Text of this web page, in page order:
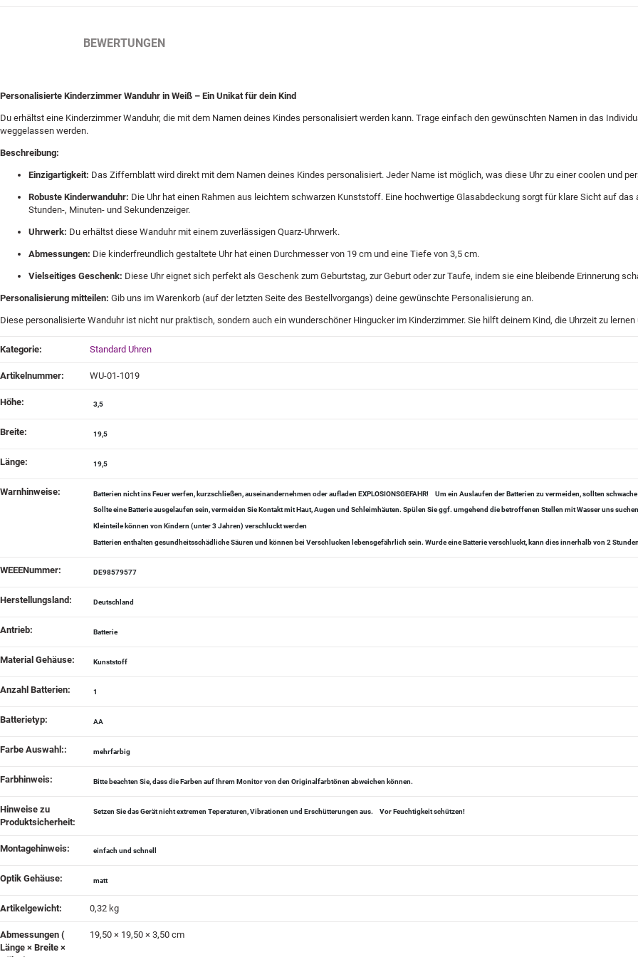
BEWERTUNGEN
Personalisierte Kinderzimmer Wanduhr in Weiß – Ein Unikat für dein Kind
Du erhältst eine Kinderzimmer Wanduhr, die mit dem Namen deines Kindes personalisiert werden kann. Trage einfach den gewünschten Namen in das
weggelassen werden.
Beschreibung:
Einzigartigkeit: Das Ziffernblatt wird direkt mit dem Namen deines Kindes personalisiert. Jeder Name ist möglich, was diese Uhr zu einer coolen und
Robuste Kinderwanduhr: Die Uhr hat einen Rahmen aus leichtem schwarzen Kunststoff. Eine hochwertige Glasabdeckung sorgt für klare Sicht auf
Stunden-, Minuten- und Sekundenzeiger.
Uhrwerk: Du erhältst diese Wanduhr mit einem zuverlässigen Quarz-Uhrwerk.
Abmessungen: Die kinderfreundlich gestaltete Uhr hat einen Durchmesser von 19 cm und eine Tiefe von 3,5 cm.
Vielseitiges Geschenk: Diese Uhr eignet sich perfekt als Geschenk zum Geburtstag, zur Geburt oder zur Taufe, indem sie eine bleibende Erinnerung
Personalisierung mitteilen: Gib uns im Warenkorb (auf der letzten Seite des Bestellvorgangs) deine gewünschte Personalisierung an.
Diese personalisierte Wanduhr ist nicht nur praktisch, sondern auch ein wunderschöner Hingucker im Kinderzimmer. Sie hilft deinem Kind, die Uhrzeit zu
Produkteigenschaft
Wert
Kategorie: Standard Uhren
Artikelnummer: WU-01-1019
Höhe‍: 3,5
Breite‍: 19,5
Länge‍: 19,5
Warnhinweise‍: Batterien nicht ins Feuer werfen, kurzschließen, auseinandernehmen oder aufladen EXPLOSIONSGEFAHR! Um ein Auslaufen der Batterien zu vermeiden, sollten
Sollte eine Batterie ausgelaufen sein, vermeiden Sie Kontakt mit Haut, Augen und Schleimhäuten. Spülen Sie ggf. umgehend die betroffenen Stellen mit Wasser uns
Kleinteile können von Kindern (unter 3 Jahren) verschluckt werden
Batterien enthalten gesundheitsschädliche Säuren und können bei Verschlucken lebensgefährlich sein. Wurde eine Batterie verschluckt, kann dies innerhalb von 2
WEEENummer‍: DE98579577
Herstellungsland‍: Deutschland
Antrieb‍: Batterie
Material Gehäuse‍: Kunststoff
Anzahl Batterien‍: 1
Batterietyp‍: AA
Farbe Auswahl:‍: mehrfarbig
Farbhinweis‍: Bitte beachten Sie, dass die Farben auf Ihrem Monitor von den Originalfarbtönen abweichen können.
Hinweise zu
Produktsicherheit‍:
Setzen Sie das Gerät nicht extremen Teperaturen, Vibrationen und Erschütterungen aus. Vor Feuchtigkeit schützen!
Montagehinweis‍: einfach und schnell
Optik Gehäuse‍: matt
Artikelgewicht‍: 0,32 kg
Abmessungen (
Länge × Breite ×
19,50 × 19,50 × 3,50 cm